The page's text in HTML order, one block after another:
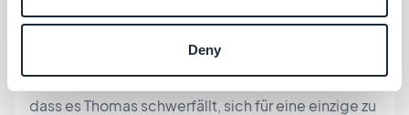
Deny
jegliche Nachteile."
Die Funktionen von GoodBarber sind so zahlreich,
dass es Thomas schwerfällt, sich für eine einzige zu